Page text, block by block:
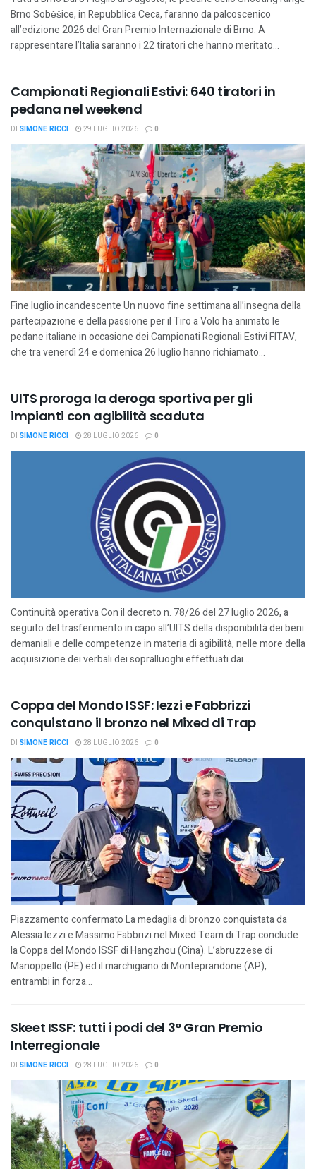
Brno Soběšice, in Repubblica Ceca, faranno da palcoscenico
all’edizione 2026 del Gran Premio Internazionale di Brno. A
rappresentare l’Italia saranno i 22 tiratori che hanno meritato...
Campionati Regionali Estivi: 640 tiratori in
pedana nel weekend
DI SIMONE RICCI 29 LUGLIO 2026 0
Fine luglio incandescente Un nuovo fine settimana all’insegna della
partecipazione e della passione per il Tiro a Volo ha animato le
pedane italiane in occasione dei Campionati Regionali Estivi FITAV,
che tra venerdì 24 e domenica 26 luglio hanno richiamato...
UITS proroga la deroga sportiva per gli
impianti con agibilità scaduta
DI SIMONE RICCI 28 LUGLIO 2026 0
Continuità operativa Con il decreto n. 78/26 del 27 luglio 2026, a
seguito del trasferimento in capo all’UITS della disponibilità dei beni
demaniali e delle competenze in materia di agibilità, nelle more della
acquisizione dei verbali dei sopralluoghi effettuati dai...
Coppa del Mondo ISSF: Iezzi e Fabbrizzi
conquistano il bronzo nel Mixed di Trap
DI SIMONE RICCI 28 LUGLIO 2026 0
Piazzamento confermato La medaglia di bronzo conquistata da
Alessia Iezzi e Massimo Fabbrizi nel Mixed Team di Trap conclude
la Coppa del Mondo ISSF di Hangzhou (Cina). L’abruzzese di
Manoppello (PE) ed il marchigiano di Monteprandone (AP),
entrambi in forza...
Skeet ISSF: tutti i podi del 3° Gran Premio
Interregionale
DI SIMONE RICCI 28 LUGLIO 2026 0